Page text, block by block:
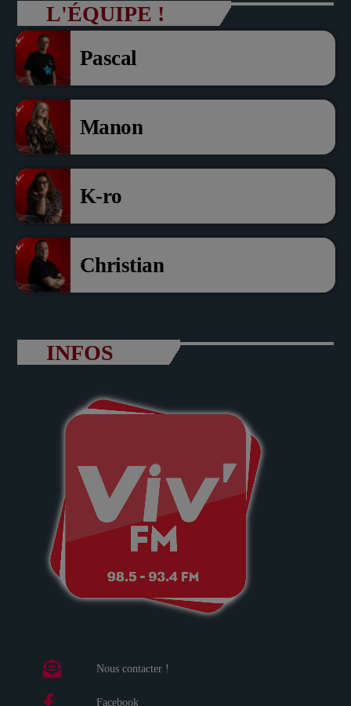
président com de com
L'ÉQUIPE !
Pascal
Manon
K-ro
Christian
INFOS
Nous contacter !
Facebook